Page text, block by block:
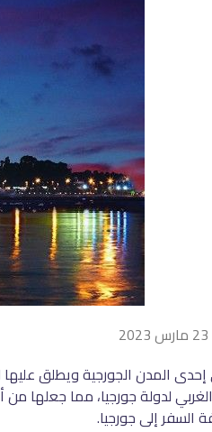
المدن الجورجية ويطلق عليها
لدولة جورجيا، مما جعلها
السفر إلى جورجيا.